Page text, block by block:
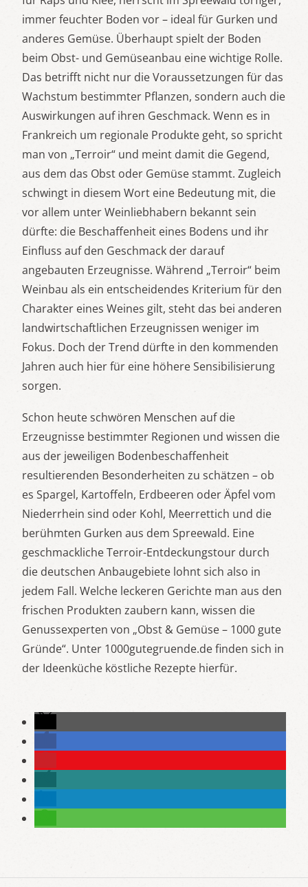
immer feuchter Boden vor – ideal für Gurken und
anderes Gemüse. Überhaupt spielt der Boden
beim Obst- und Gemüseanbau eine wichtige Rolle.
Das betrifft nicht nur die Voraussetzungen für das
Wachstum bestimmter Pflanzen, sondern auch die
Auswirkungen auf ihren Geschmack. Wenn es in
Frankreich um regionale Produkte geht, so spricht
man von „Terroir“ und meint damit die Gegend,
aus dem das Obst oder Gemüse stammt. Zugleich
schwingt in diesem Wort eine Bedeutung mit, die
vor allem unter Weinliebhabern bekannt sein
dürfte: die Beschaffenheit eines Bodens und ihr
Einfluss auf den Geschmack der darauf
angebauten Erzeugnisse. Während „Terroir“ beim
Weinbau als ein entscheidendes Kriterium für den
Charakter eines Weines gilt, steht das bei anderen
landwirtschaftlichen Erzeugnissen weniger im
Fokus. Doch der Trend dürfte in den kommenden
Jahren auch hier für eine höhere Sensibilisierung
sorgen.
Schon heute schwören Menschen auf die
Erzeugnisse bestimmter Regionen und wissen die
aus der jeweiligen Bodenbeschaffenheit
resultierenden Besonderheiten zu schätzen – ob
es Spargel, Kartoffeln, Erdbeeren oder Äpfel vom
Niederrhein sind oder Kohl, Meerrettich und die
berühmten Gurken aus dem Spreewald. Eine
geschmackliche Terroir-Entdeckungstour durch
die deutschen Anbaugebiete lohnt sich also in
jedem Fall. Welche leckeren Gerichte man aus den
frischen Produkten zaubern kann, wissen die
Genussexperten von „Obst & Gemüse – 1000 gute
Gründe“. Unter 1000gutegruende.de finden sich in
der Ideenküche köstliche Rezepte hierfür.